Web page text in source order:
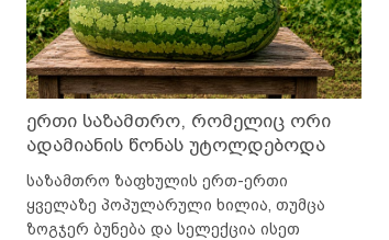
ერთი საზამთრო, რომელიც ორი
ადამიანის წონას უტოლდებოდა
საზამთრო ზაფხულის ერთ-ერთი
ყველაზე პოპულარული ხილია, თუმცა
ზოგჯერ ბუნება და სელექცია ისეთ